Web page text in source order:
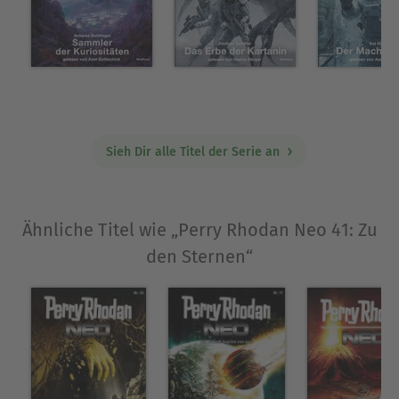
Ausblenden
Sieh Dir alle Titel der Serie an
Ähnliche Titel wie „Perry Rhodan Neo 41: Zu
den Sternen“